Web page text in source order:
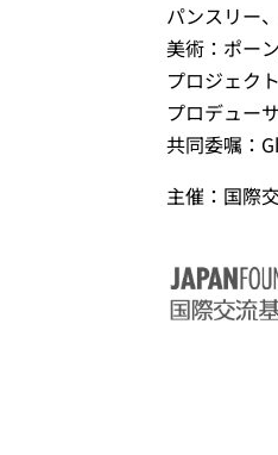
パンスリー
美術：ポー
プロジェク
プロデュー
共同委嘱：
主催：国際